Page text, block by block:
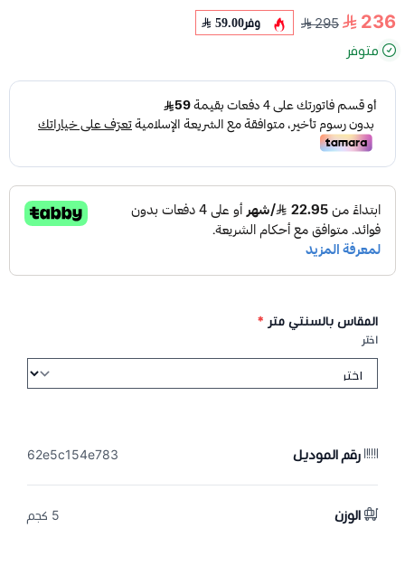
236
295 وفر59.00
متوفر
المقاس بالسنتي متر *
اختر
رقم الموديل 62e5c154e783
الوزن 5 كجم